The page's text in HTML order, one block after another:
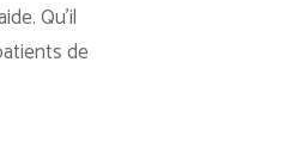
Qu'il
de